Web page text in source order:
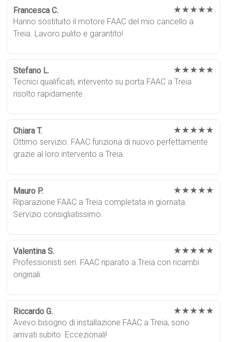
Francesca C. ★★★★★
Hanno sostituito il motore FAAC del mio cancello a
Treia. Lavoro pulito e garantito!
Stefano L. ★★★★★
Tecnici qualificati, intervento su porta FAAC a Treia
risolto rapidamente.
Chiara T. ★★★★★
Ottimo servizio. FAAC funziona di nuovo perfettamente
grazie al loro intervento a Treia.
Mauro P. ★★★★★
Riparazione FAAC a Treia completata in giornata.
Servizio consigliatissimo.
Valentina S. ★★★★★
Professionisti seri. FAAC riparato a Treia con ricambi
originali.
Riccardo G. ★★★★★
Avevo bisogno di installazione FAAC a Treia, sono
arrivati subito. Eccezionali!